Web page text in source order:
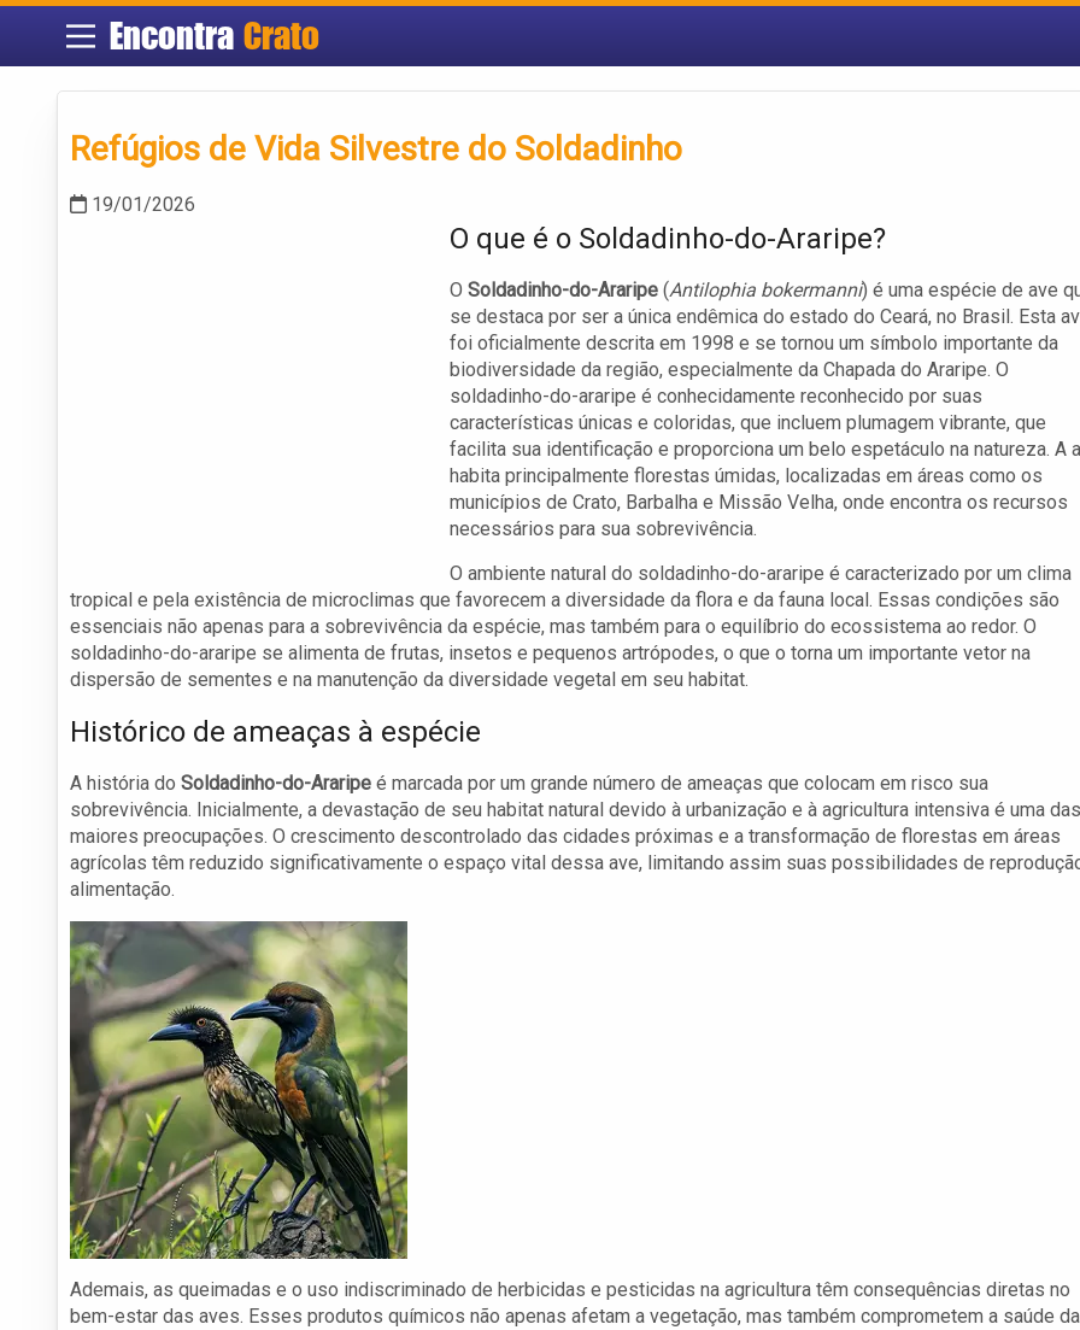
Encontra Crato
Refúgios de Vida Silvestre do Soldadinho
19/01/2026
O que é o Soldadinho-do-Araripe?
O Soldadinho-do-Araripe (Antilophia bokermanni) é uma espécie de ave
se destaca por ser a única endêmica do estado do Ceará, no Brasil. Esta
foi oficialmente descrita em 1998 e se tornou um símbolo importante da
biodiversidade da região, especialmente da Chapada do Araripe. O
soldadinho-do-araripe é conhecidamente reconhecido por suas
características únicas e coloridas, que incluem plumagem vibrante, que
facilita sua identificação e proporciona um belo espetáculo na natureza. A
habita principalmente florestas úmidas, localizadas em áreas como os
municípios de Crato, Barbalha e Missão Velha, onde encontra os recursos
necessários para sua sobrevivência.
O ambiente natural do soldadinho-do-araripe é caracterizado por um clima
tropical e pela existência de microclimas que favorecem a diversidade da flora e da fauna local. Essas condições são
essenciais não apenas para a sobrevivência da espécie, mas também para o equilíbrio do ecossistema ao redor. O
soldadinho-do-araripe se alimenta de frutas, insetos e pequenos artrópodes, o que o torna um importante vetor na
dispersão de sementes e na manutenção da diversidade vegetal em seu habitat.
Histórico de ameaças à espécie
A história do Soldadinho-do-Araripe é marcada por um grande número de ameaças que colocam em risco sua
sobrevivência. Inicialmente, a devastação de seu habitat natural devido à urbanização e à agricultura intensiva é uma das
maiores preocupações. O crescimento descontrolado das cidades próximas e a transformação de florestas em áreas
agrícolas têm reduzido significativamente o espaço vital dessa ave, limitando assim suas possibilidades de
alimentação.
Ademais, as queimadas e o uso indiscriminado de herbicidas e pesticidas na agricultura têm consequências diretas no
bem-estar das aves. Esses produtos químicos não apenas afetam a vegetação, mas também comprometem a saúde